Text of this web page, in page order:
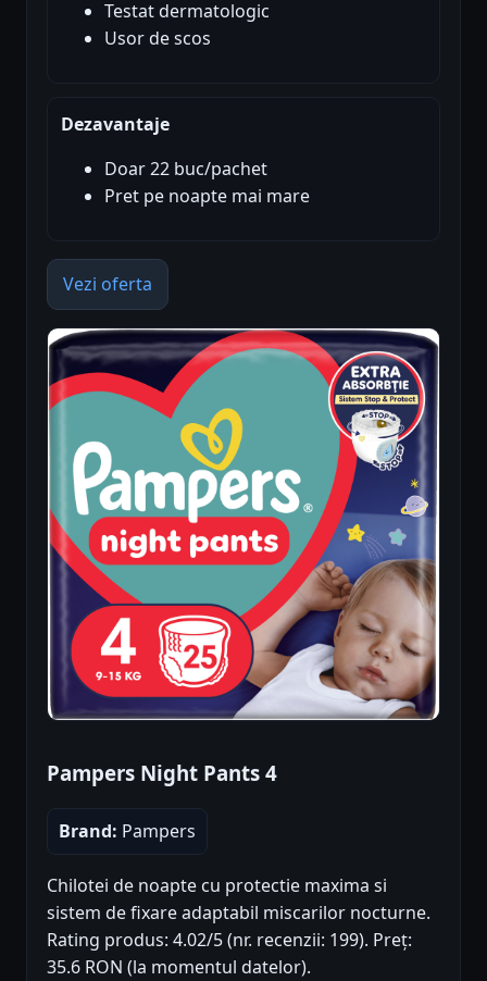
Testat dermatologic
Usor de scos
Dezavantaje
Doar 22 buc/pachet
Pret pe noapte mai mare
Vezi oferta
Pampers Night Pants 4
Brand: Pampers
Chilotei de noapte cu protectie maxima si
sistem de fixare adaptabil miscarilor nocturne.
Rating produs: 4.02/5 (nr. recenzii: 199). Preț:
35.6 RON (la momentul datelor).